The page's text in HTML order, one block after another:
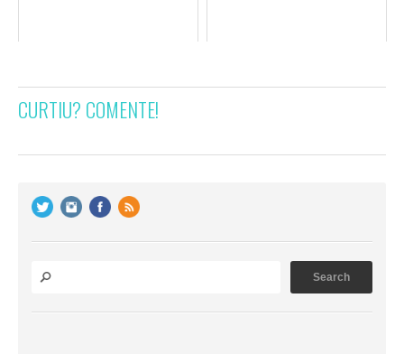
CURTIU? COMENTE!